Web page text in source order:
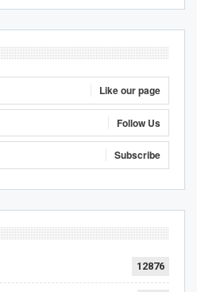
Like our page
Follow Us
Subscribe
12876